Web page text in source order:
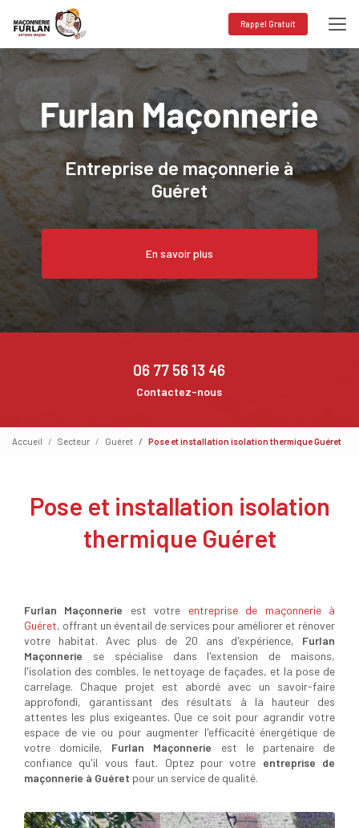
contenu
principal
Rappel Gratuit
Entreprise de maçonnerie à
Guéret
En savoir plus
06 77 56 13 46
Contactez-nous
Accueil Secteur Guéret Pose et installation isolation thermique Guéret
Pose et installation isolation
thermique Guéret
Furlan Maçonnerie est votre entreprise de maçonnerie à
Guéret, offrant un éventail de services pour améliorer et rénover
votre habitat. Avec plus de 20 ans d'expérience, Furlan
Maçonnerie se spécialise dans l'extension de maisons,
l'isolation des combles, le nettoyage de façades, et la pose de
carrelage. Chaque projet est abordé avec un savoir-faire
approfondi, garantissant des résultats à la hauteur des
attentes les plus exigeantes. Que ce soit pour agrandir votre
espace de vie ou pour augmenter l'efficacité énergétique de
votre domicile, Furlan Maçonnerie est le partenaire de
confiance qu'il vous faut. Optez pour votre entreprise de
maçonnerie à Guéret pour un service de qualité.